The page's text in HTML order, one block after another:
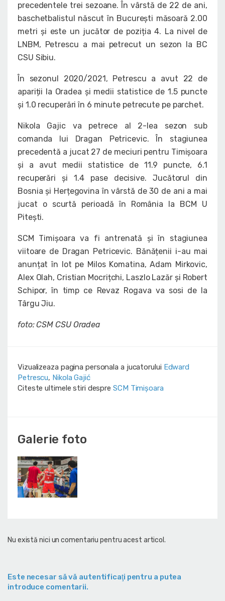
precedentele trei sezoane. În vârstă de 22 de ani,
baschetbalistul născut în București măsoară 2.00
metri și este un jucător de poziția 4. La nivel de
LNBM, Petrescu a mai petrecut un sezon la BC
CSU Sibiu.
În sezonul 2020/2021, Petrescu a avut 22 de
apariții la Oradea și medii statistice de 1.5 puncte
și 1.0 recuperări în 6 minute petrecute pe parchet.
Nikola Gajic va petrece al 2-lea sezon sub
comanda lui Dragan Petricevic. În stagiunea
precedentă a jucat 27 de meciuri pentru Timișoara
și a avut medii statistice de 11.9 puncte, 6.1
recuperări și 1.4 pase decisive. Jucătorul din
Bosnia și Herțegovina în vârstă de 30 de ani a mai
jucat o scurtă perioadă în România la BCM U
Pitești.
SCM Timișoara va fi antrenată și în stagiunea
viitoare de Dragan Petricevic. Bănățenii i-au mai
anunțat în lot pe Milos Komatina, Adam Mirkovic,
Alex Olah, Cristian Mocrițchi, Laszlo Lazăr și Robert
Schipor, în timp ce Revaz Rogava va sosi de la
Târgu Jiu.
foto: CSM CSU Oradea
Vizualizeaza pagina personala a jucatorului Edward
Petrescu, Nikola Gajić
Citeste ultimele stiri despre SCM Timișoara
Galerie foto
Nu există nici un comentariu pentru acest articol.
Este necesar să vă autentificaţi pentru a putea
introduce comentarii.